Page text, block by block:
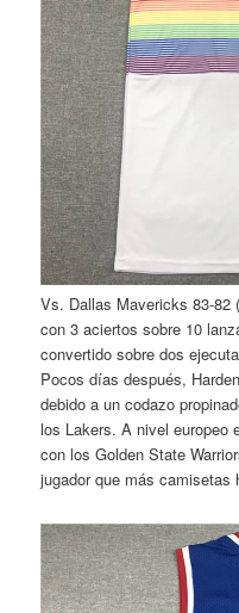
Vs. Dallas Mavericks 83-82
con 3 aciertos sobre 10
convertido sobre dos
Pocos días después,
debido a un codazo
los Lakers. A nivel europeo
con los Golden State
jugador que más camisetas